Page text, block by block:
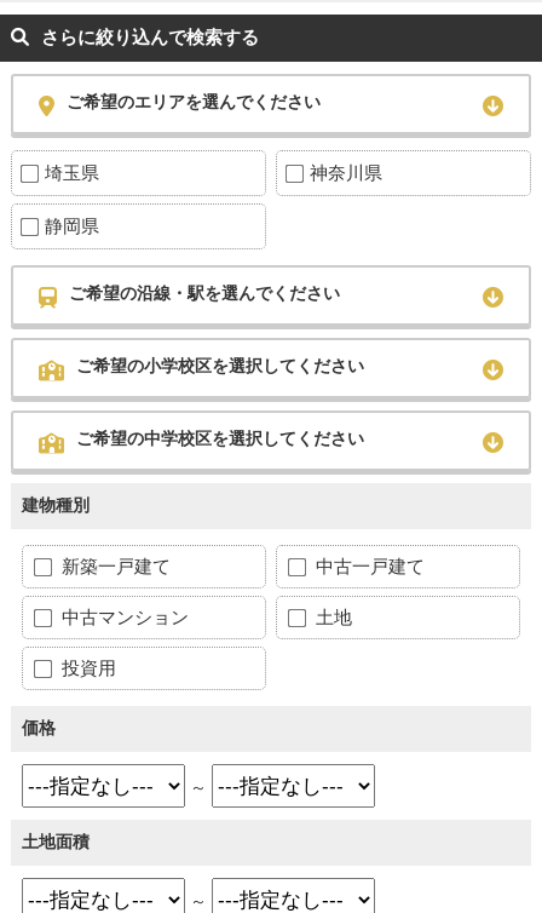
さらに絞り込んで検索する
ご希望のエリアを選んでください
埼玉県 神奈川県
静岡県
ご希望の沿線・駅を選んでください
ご希望の小学校区を選択してください
ご希望の中学校区を選択してください
建物種別
新築一戸建て 中古一戸建て
中古マンション 土地
投資用
価格
～
土地面積
～